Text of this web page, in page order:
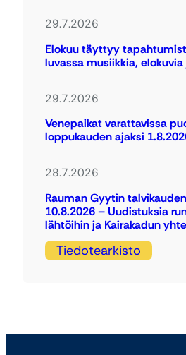
29.7.2026
Elokuu täyttyy
luvassa musiikkia,
29.7.2026
Venepaikat varattavissa
loppukauden ajaksi
28.7.2026
Rauman Gyytin
10.8.2026 – Uudistuksia
lähtöihin ja Kairakadun
Tiedotearkisto